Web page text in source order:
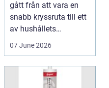
gått från att vara en
snabb kryssruta till ett
av hushållets
viktigaste ekonom...
07 June 2026